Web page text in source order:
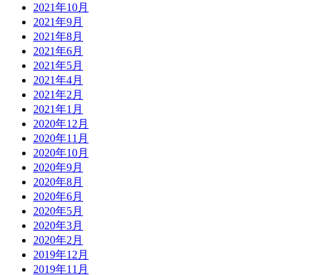
2021年10月
2021年9月
2021年8月
2021年6月
2021年5月
2021年4月
2021年2月
2021年1月
2020年12月
2020年11月
2020年10月
2020年9月
2020年8月
2020年6月
2020年5月
2020年3月
2020年2月
2019年12月
2019年11月